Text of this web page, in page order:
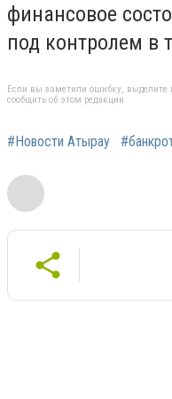
финансовое
под контролем в
Если вы заметили ошибку, выделите
сообщить об этом редакции
#Новости Атырау